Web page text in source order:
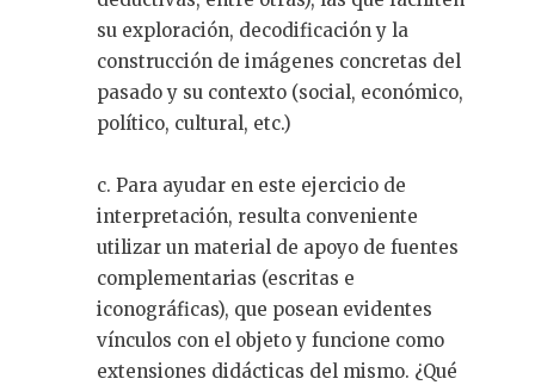
su exploración, decodificación y la
construcción de imágenes concretas del
pasado y su contexto (social, económico,
político, cultural, etc.)
c. Para ayudar en este ejercicio de
interpretación, resulta conveniente
utilizar un material de apoyo de fuentes
complementarias (escritas e
iconográficas), que posean evidentes
vínculos con el objeto y funcione como
extensiones didácticas del mismo. ¿Qué